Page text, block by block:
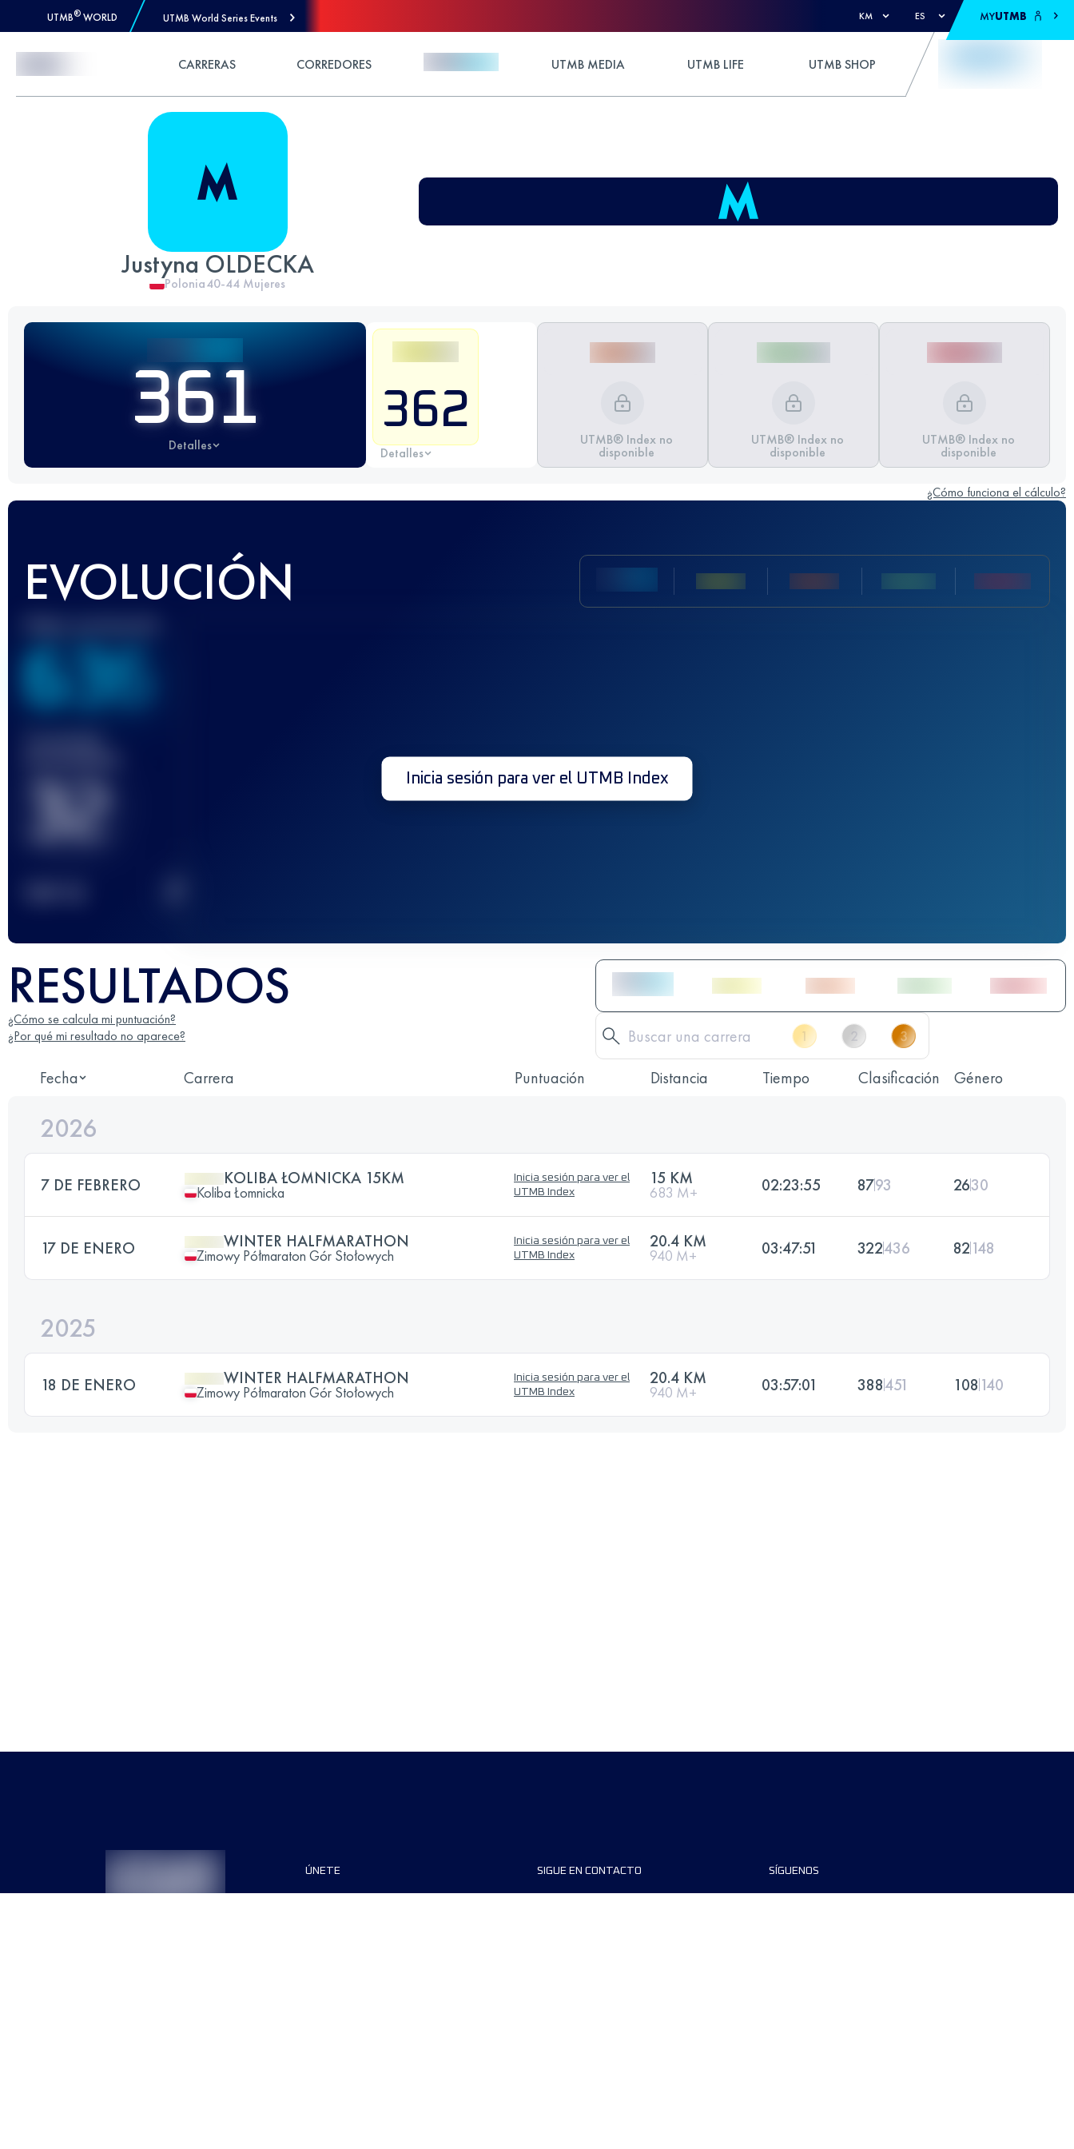
UTMB® WORLD UTMB World Series Events KM ES MYUTMB
CARRERAS CORREDORES UTMB MEDIA UTMB LIFE UTMB SHOP
Justyna OLDECKA
Polonia40-44 Mujeres
361
Detalles
362
Detalles
UTMB® Index no
disponible
UTMB® Index no
disponible
UTMB® Index no
disponible
¿Cómo funciona el cálculo?
EVOLUCIÓN
636
32 Inicia sesión para ver el UTMB Index
RESULTADOS
¿Cómo se calcula mi puntuación?
¿Por qué mi resultado no aparece?
Fecha Carrera Puntuación Distancia Tiempo Clasificación Género
2026
7 DE FEBRERO KOLIBA ŁOMNICKA 15KM
Koliba Łomnicka
Inicia sesión para ver el
UTMB Index
15 KM
683 M+ 02:23:55 8793 2630
17 DE ENERO WINTER HALFMARATHON
Zimowy Półmaraton Gór Stołowych
Inicia sesión para ver el
UTMB Index
20.4 KM
940 M+ 03:47:51 322436 82148
2025
18 DE ENERO WINTER HALFMARATHON
Zimowy Półmaraton Gór Stołowych
Inicia sesión para ver el
UTMB Index
20.4 KM
940 M+ 03:57:01 388451 108 140
ÚNETE SIGUE EN CONTACTO SÍGUENOS